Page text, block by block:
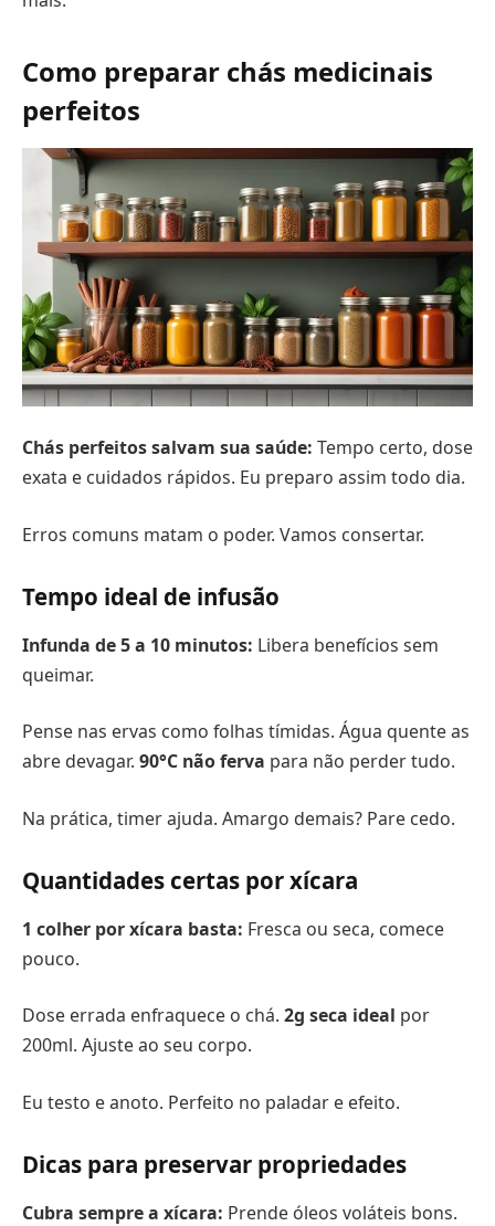
Como preparar chás medicinais
perfeitos
Chás perfeitos salvam sua saúde: Tempo certo, dose
exata e cuidados rápidos. Eu preparo assim todo dia.
Erros comuns matam o poder. Vamos consertar.
Tempo ideal de infusão
Infunda de 5 a 10 minutos: Libera benefícios sem
queimar.
Pense nas ervas como folhas tímidas. Água quente as
abre devagar. 90°C não ferva para não perder tudo.
Na prática, timer ajuda. Amargo demais? Pare cedo.
Quantidades certas por xícara
1 colher por xícara basta: Fresca ou seca, comece
pouco.
Dose errada enfraquece o chá. 2g seca ideal por
200ml. Ajuste ao seu corpo.
Eu testo e anoto. Perfeito no paladar e efeito.
Dicas para preservar propriedades
Cubra sempre a xícara: Prende óleos voláteis bons.